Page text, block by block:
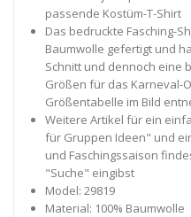
passende Kostüm-T-Shirt
Das bedruckte Fasching-
Baumwolle gefertigt und
Schnitt und dennoch eine
Größen für das Karneval-
Größentabelle im Bild
Weitere Artikel für ein
für Gruppen Ideen" und
und Faschingssaison
"Suche" eingibst
Model: 29819
Material: 100% Baumwolle